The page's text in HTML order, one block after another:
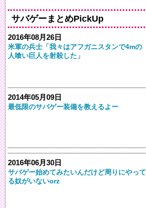
サバゲーまとめPickUp
2016年08月26日
米軍の兵士「我々はアフガニスタンで4mの
人喰い巨人を射殺した」
2014年05月09日
最低限のサバゲー装備を教えるよー
2016年06月30日
サバゲー始めてみたいんだけど周りにやって
る奴がいないorz